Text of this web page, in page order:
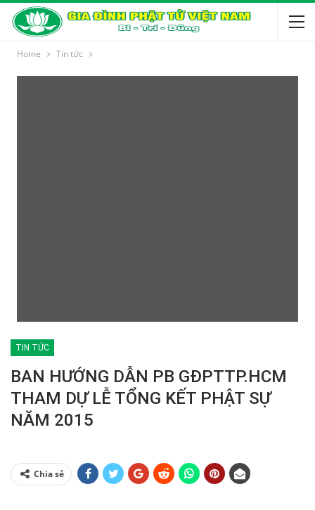
Home Tin tức
TIN TỨC
BAN HƯỚNG DẪN PB GĐPTTP.HCM
THAM DỰ LỄ TỔNG KẾT PHẬT SỰ
NĂM 2015
Chia sẻ